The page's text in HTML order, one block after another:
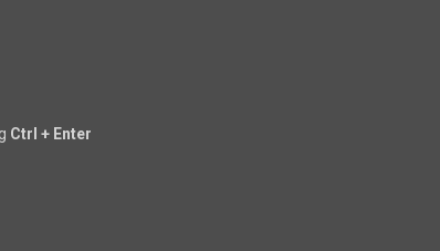
Ctrl + Enter